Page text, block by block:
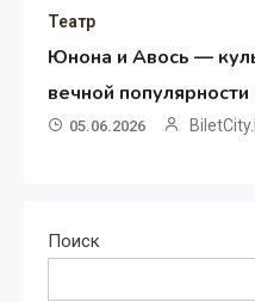
Театр
Юнона и Авось —
вечной популярности
05.06.2026
Поиск